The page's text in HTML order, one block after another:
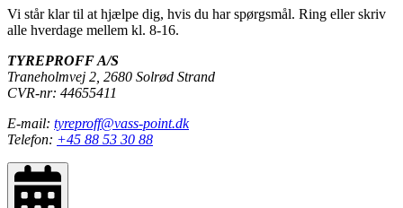
Vi står klar til at hjælpe dig, hvis du har spørgsmål. Ring eller skriv
alle hverdage mellem kl. 8-16.
TYREPROFF A/S
Traneholmvej 2, 2680 Solrød Strand
CVR-nr: 44655411
E-mail: tyreproff@vass-point.dk
Telefon: +45 88 53 30 88